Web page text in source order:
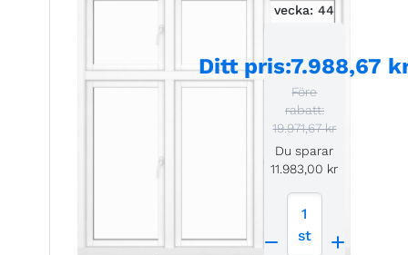
vecka: 44
Ditt pris:7.988,67
Före
rabatt:
19.971,67 kr
Du sparar
11.983,00 kr
1
st